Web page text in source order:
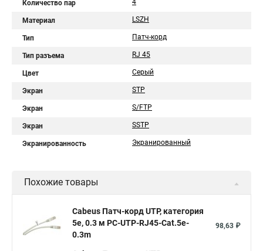
Количество пар 4
Материал LSZH
Тип Патч-корд
Тип разъема RJ 45
Цвет Серый
Экран STP
Экран S/FTP
Экран SSTP
Экранированность Экранированный
Похожие товары
Cabeus Патч-корд UTP, категория
5e, 0.3 м PC-UTP-RJ45-Cat.5e-
0.3m
98,63 ₽